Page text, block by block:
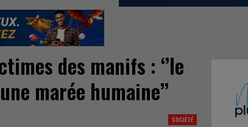
des manifs : ‘’le
marée humaine’’
SOCIÉTÉ